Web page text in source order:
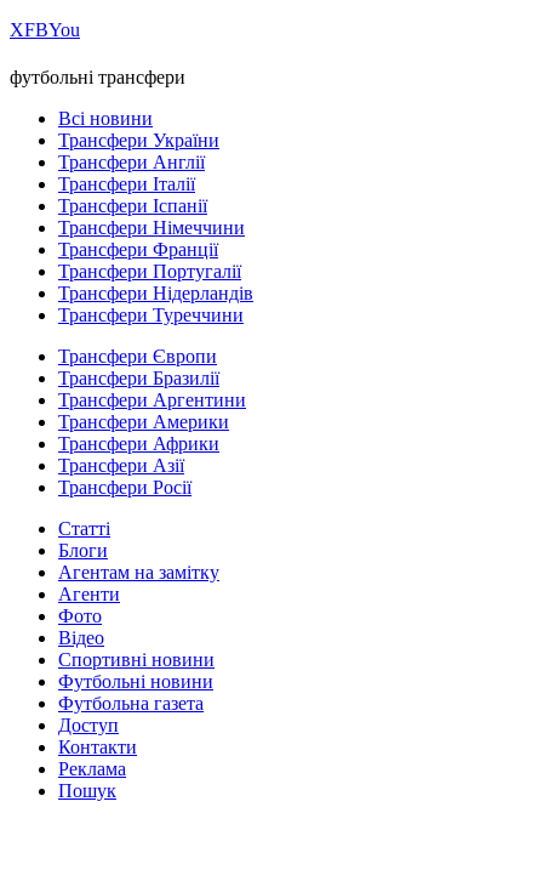
ХFBYou
футбольні трансфери
Всі новини
Трансфери України
Трансфери Англії
Трансфери Італії
Трансфери Іспанії
Трансфери Німеччини
Трансфери Франції
Трансфери Португалії
Трансфери Нідерландів
Трансфери Туреччини
Трансфери Європи
Трансфери Бразилії
Трансфери Аргентини
Трансфери Америки
Трансфери Африки
Трансфери Азії
Трансфери Росії
Статті
Блоги
Агентам на замітку
Агенти
Фото
Відео
Спортивні новини
Футбольні новини
Футбольна газета
Доступ
Контакти
Реклама
Пошук